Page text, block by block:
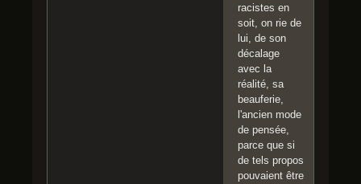
racistes en
soit, on rie de
lui, de son
décalage
avec la
réalité, sa
beauferie,
l'ancien mode
de pensée,
parce que si
de tels propos
pouvaient être